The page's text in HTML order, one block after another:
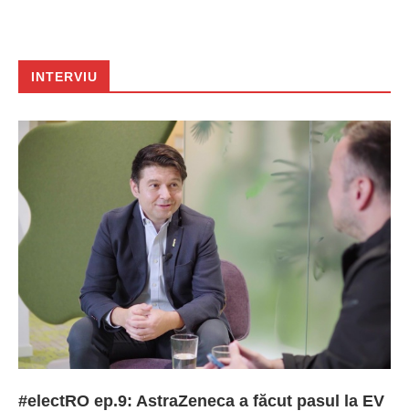
INTERVIU
#electRO ep.9: AstraZeneca a făcut pasul la EV